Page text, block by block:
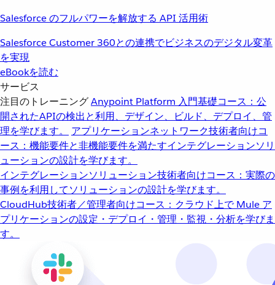
Salesforce のフルパワーを解放する API 活用術
Salesforce Customer 360との連携でビジネスのデジタル変革
を実現
eBookを読む
サービス
注目のトレーニングAnypoint Platform 入門基礎コース：公
開されたAPIの検出と利用、デザイン、ビルド、デプロイ、管
理を学びます。
アプリケーションネットワーク技術者向けコ
ース：機能要件と非機能要件を満たすインテグレーションソリ
ューションの設計を学びます。
インテグレーションソリューション技術者向けコース：実際の
事例を利用してソリューションの設計を学びます。
CloudHub技術者／管理者向けコース：クラウド上で Mule ア
プリケーションの設定・デプロイ・管理・監視・分析を学びま
す。